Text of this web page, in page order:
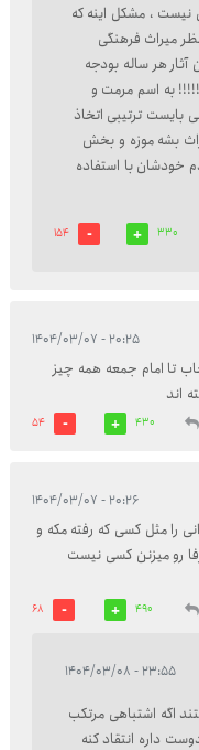
، مشکل اینه که
میراث فرهنگی
هر ساله بودجه
!!!!! به اسم مرمت و
بایست ترتیبی اتخاذ
بشه موزه و بخش
خودشان با استفاده
330
154
۲۰:۲۵ - ۱۴۰۴/۰۳/۰۷
تا امام جمعه همه چیز
اند
430
54
۲۰:۲۶ - ۱۴۰۴/۰۳/۰۷
را مثل کسی که رفته مکه و
رو میزنن کسی نیست
490
68
۲۳:۵۵ - ۱۴۰۴/۰۳/۰۸
اگه اشتباهی مرتکب
داره انتقاد کنه